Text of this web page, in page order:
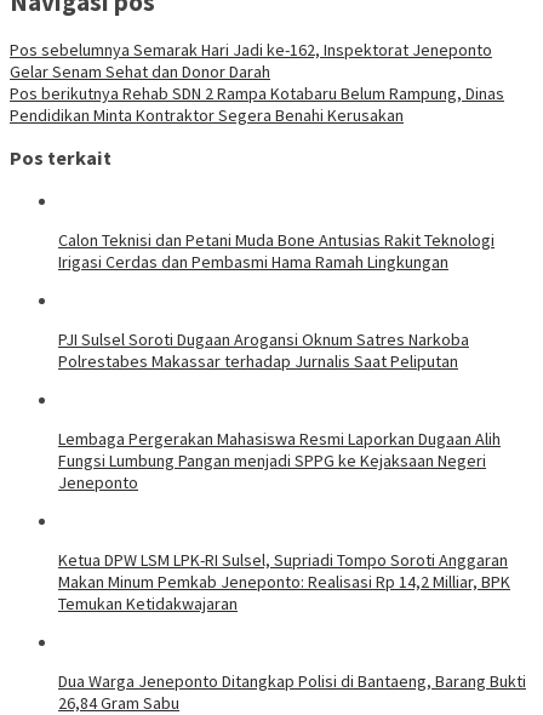
Pos sebelumnya Semarak Hari Jadi ke-162, Inspektorat Jeneponto
Gelar Senam Sehat dan Donor Darah
Pos berikutnya Rehab SDN 2 Rampa Kotabaru Belum Rampung, Dinas
Pendidikan Minta Kontraktor Segera Benahi Kerusakan
Pos terkait
Calon Teknisi dan Petani Muda Bone Antusias Rakit Teknologi
Irigasi Cerdas dan Pembasmi Hama Ramah Lingkungan
PJI Sulsel Soroti Dugaan Arogansi Oknum Satres Narkoba
Polrestabes Makassar terhadap Jurnalis Saat Peliputan
Lembaga Pergerakan Mahasiswa Resmi Laporkan Dugaan Alih
Fungsi Lumbung Pangan menjadi SPPG ke Kejaksaan Negeri
Jeneponto
Ketua DPW LSM LPK-RI Sulsel, Supriadi Tompo Soroti Anggaran
Makan Minum Pemkab Jeneponto: Realisasi Rp 14,2 Milliar, BPK
Temukan Ketidakwajaran
Dua Warga Jeneponto Ditangkap Polisi di Bantaeng, Barang Bukti
26,84 Gram Sabu